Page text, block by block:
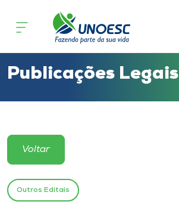
Cursos
Atendimento ao Estudante
Portal de Ensino
Publicações Legais
Voltar
Outros Editais